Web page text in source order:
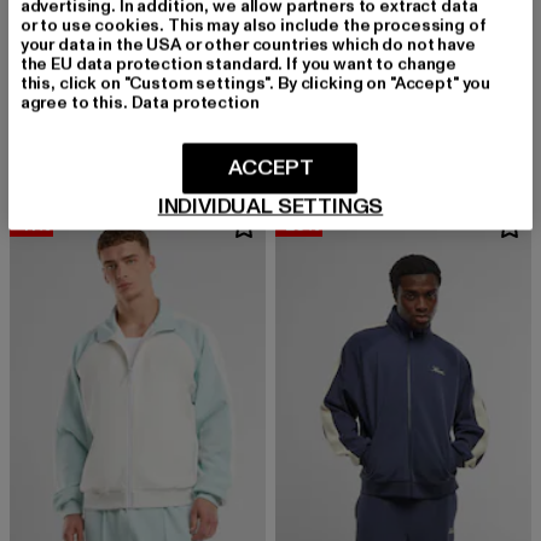
KARL KANI
Sidestripe
KARL KANI
-41% -26%
advertising. In addition, we allow partners to extract data
or to use cookies. This may also include the processing of
your data in the USA or other countries which do not have
the EU data protection standard. If you want to change
this, click on "Custom settings". By clicking on "Accept" you
agree to this. Data protection
INDIVIDUAL SETTINGS
ACCEPT